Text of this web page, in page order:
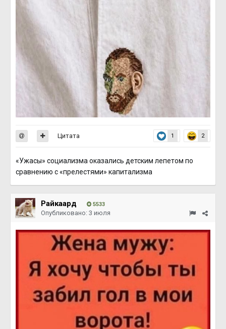
1 2
Цитата
«Ужасы» социализма оказались детским лепетом по
сравнению с «прелестями» капитализма
Райкаард 5533
Опубликовано: 3 июля